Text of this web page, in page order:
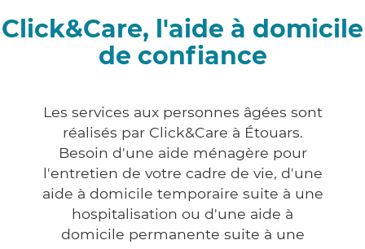
Click&Care, l'aide à domicile
de confiance
Les services aux personnes âgées sont
réalisés par Click&Care à Étouars.
Besoin d'une aide ménagère pour
l'entretien de votre cadre de vie, d'une
aide à domicile temporaire suite à une
hospitalisation ou d'une aide à
domicile permanente suite à une